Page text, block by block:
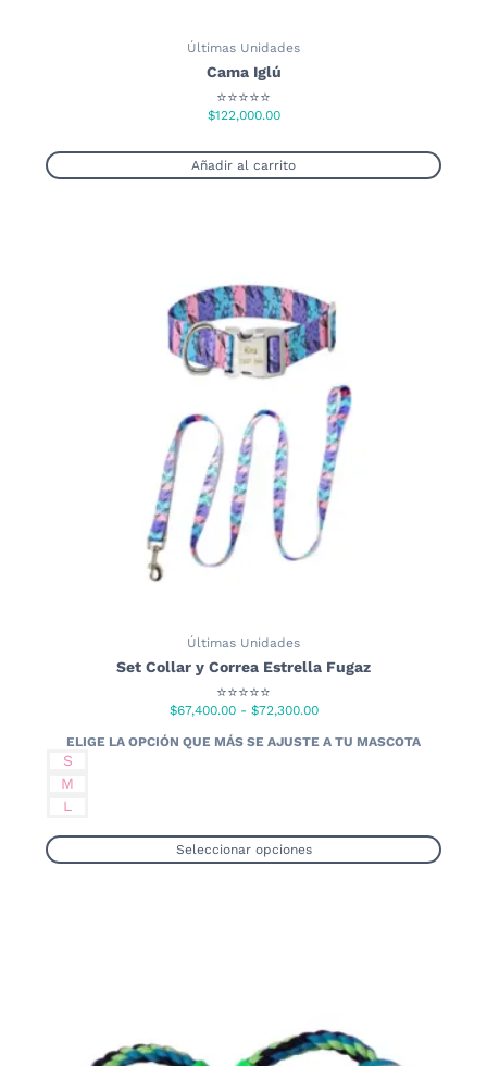
Últimas Unidades
Cama Iglú
⭐⭐⭐⭐⭐
$122,000.00
Añadir al carrito
Últimas Unidades
Set Collar y Correa Estrella Fugaz
⭐⭐⭐⭐⭐
$67,400.00 - $72,300.00Rango
S
M
L
Seleccionar opciones
pueden